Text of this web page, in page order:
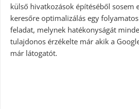
külső hivatkozások építéséből sosem
keresőre optimalizálás egy
feladat, melynek hatékonyságát
tulajdonos érzékelte már akik a
már látogatót.